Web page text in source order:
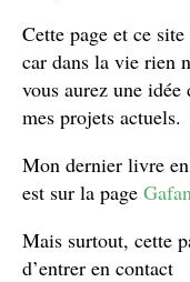
Cette page et ce
car dans la vie rien
vous aurez une idée
mes projets actuels.
Mon dernier livre
est sur la page
Mais surtout, cette
d’entrer en contact